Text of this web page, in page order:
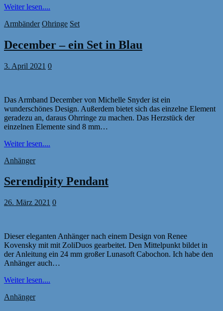
Weiter lesen....
Armbänder Ohringe Set
December – ein Set in Blau
3. April 2021 0
Das Armband December von Michelle Snyder ist ein
wunderschönes Design. Außerdem bietet sich das einzelne Element
geradezu an, daraus Ohrringe zu machen. Das Herzstück der
einzelnen Elemente sind 8 mm…
Weiter lesen....
Anhänger
Serendipity Pendant
26. März 2021 0
Dieser eleganten Anhänger nach einem Design von Renee
Kovensky mit mit ZoliDuos gearbeitet. Den Mittelpunkt bildet in
der Anleitung ein 24 mm großer Lunasoft Cabochon. Ich habe den
Anhänger auch…
Weiter lesen....
Anhänger